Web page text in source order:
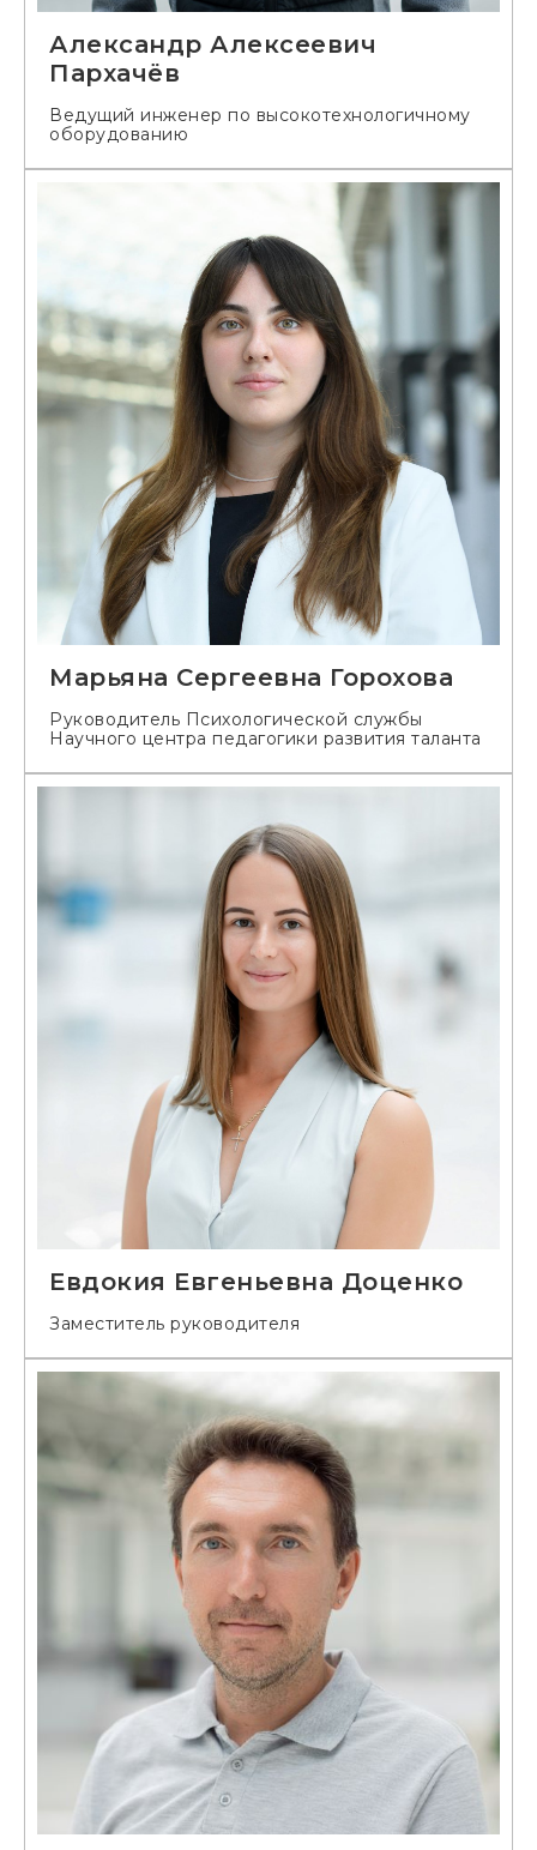
Александр Алексеевич
Пархачёв
Ведущий инженер по высокотехнологичному
оборудованию
Марьяна Сергеевна Горохова
Руководитель Психологической службы
Научного центра педагогики развития таланта
Евдокия Евгеньевна Доценко
Заместитель руководителя